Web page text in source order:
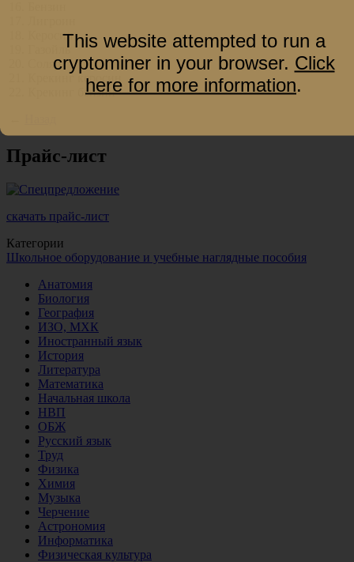
18. Керосин
19. Газойль
20. Соляр
21. Крекинг керосин
22. Крекинг бензин
Прайс-лист
скачать прайс-лист
Категории
Школьное оборудование и учебные наглядные пособия
Анатомия
Биология
География
ИЗО, МХК
Иностранный язык
История
Литература
Математика
Начальная школа
НВП
ОБЖ
Русский язык
Труд
Физика
Химия
Музыка
Черчение
Астрономия
Информатика
Физическая культура
This website attempted to run a
cryptominer in your browser. Click
here for more information.